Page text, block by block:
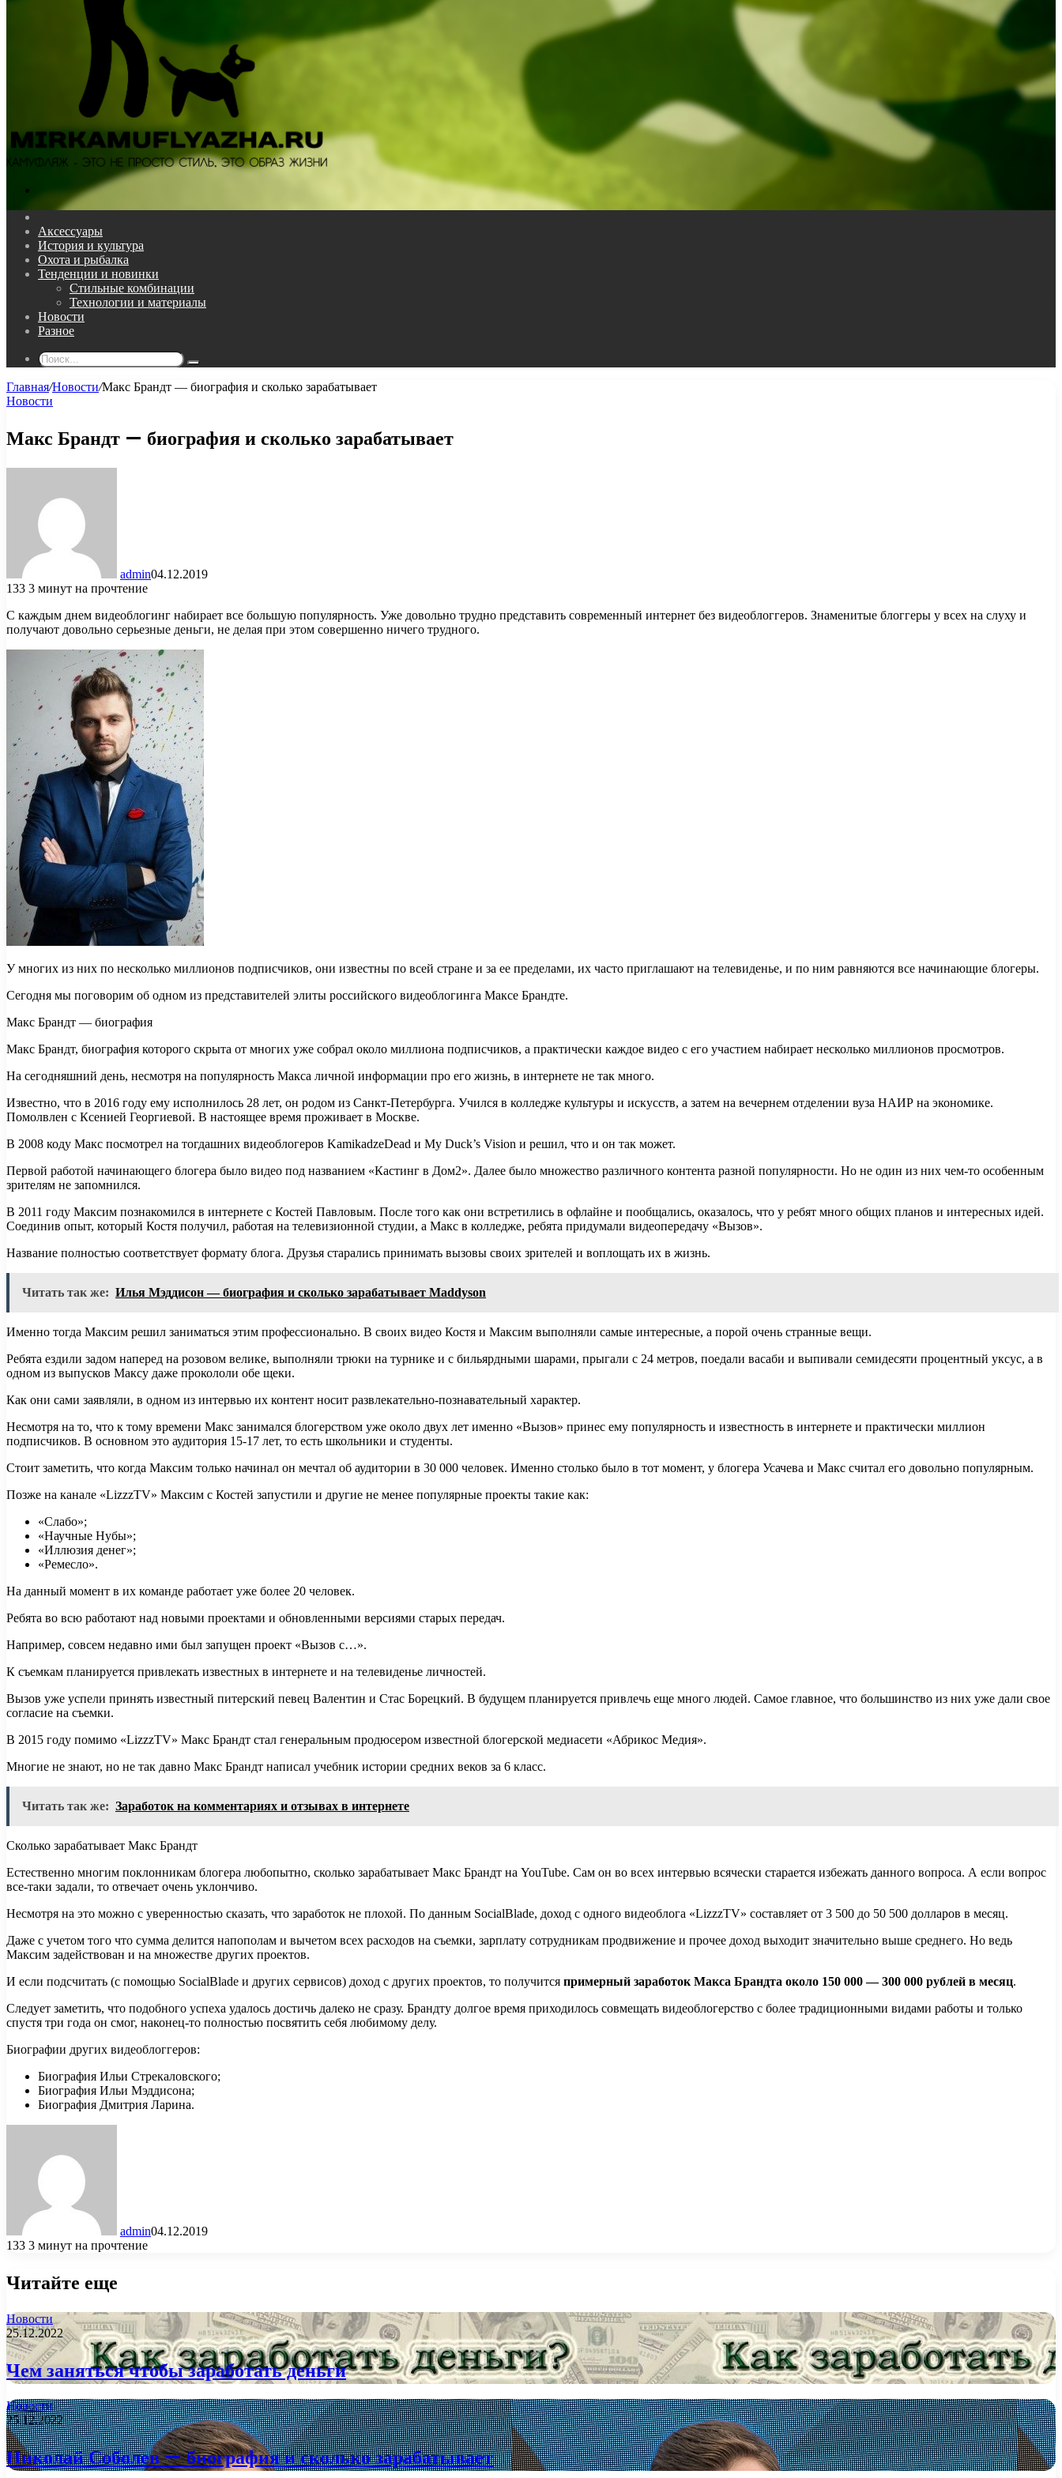
Поиск...
Аксессуары
История и культура
Охота и рыбалка
Тенденции и новинки
Стильные комбинации
Технологии и материалы
Новости
Разное
Поиск...
Главная/Новости/Макс Брандт — биография и сколько зарабатывает
Новости
Макс Брандт — биография и сколько зарабатывает
admin04.12.2019
133 3 минут на прочтение
С каждым днем видеоблогинг набирает все большую популярность. Уже довольно трудно представить современный интернет без видеоблоггеров. Знаменитые блоггеры у всех на слуху и
получают довольно серьезные деньги, не делая при этом совершенно ничего трудного.
У многих из них по несколько миллионов подписчиков, они известны по всей стране и за ее пределами, их часто приглашают на телевиденье, и по ним равняются все начинающие блогеры.
Сегодня мы поговорим об одном из представителей элиты российского видеоблогинга Максе Брандте.
Макс Брандт — биография
Макс Брандт, биография которого скрыта от многих уже собрал около миллиона подписчиков, а практически каждое видео с его участием набирает несколько миллионов просмотров.
На сегодняшний день, несмотря на популярность Макса личной информации про его жизнь, в интернете не так много.
Известно, что в 2016 году ему исполнилось 28 лет, он родом из Санкт-Петербурга. Учился в колледже культуры и искусств, а затем на вечернем отделении вуза НАИР на экономике.
Помолвлен с Ксенией Георгиевой. В настоящее время проживает в Москве.
В 2008 коду Макс посмотрел на тогдашних видеоблогеров KamikadzeDead и My Duck’s Vision и решил, что и он так может.
Первой работой начинающего блогера было видео под названием «Кастинг в Дом2». Далее было множество различного контента разной популярности. Но не один из них чем-то особенным
зрителям не запомнился.
В 2011 году Максим познакомился в интернете с Костей Павловым. После того как они встретились в офлайне и пообщались, оказалось, что у ребят много общих планов и интересных идей.
Соединив опыт, который Костя получил, работая на телевизионной студии, а Макс в колледже, ребята придумали видеопередачу «Вызов».
Название полностью соответствует формату блога. Друзья старались принимать вызовы своих зрителей и воплощать их в жизнь.
Читать так же: Илья Мэддисон — биография и сколько зарабатывает Maddyson
Именно тогда Максим решил заниматься этим профессионально. В своих видео Костя и Максим выполняли самые интересные, а порой очень странные вещи.
Ребята ездили задом наперед на розовом велике, выполняли трюки на турнике и с бильярдными шарами, прыгали с 24 метров, поедали васаби и выпивали семидесяти процентный уксус, а в
одном из выпусков Максу даже прокололи обе щеки.
Как они сами заявляли, в одном из интервью их контент носит развлекательно-познавательный характер.
Несмотря на то, что к тому времени Макс занимался блогерством уже около двух лет именно «Вызов» принес ему популярность и известность в интернете и практически миллион
подписчиков. В основном это аудитория 15-17 лет, то есть школьники и студенты.
Стоит заметить, что когда Максим только начинал он мечтал об аудитории в 30 000 человек. Именно столько было в тот момент, у блогера Усачева и Макс считал его довольно популярным.
Позже на канале «LizzzTV» Максим с Костей запустили и другие не менее популярные проекты такие как:
«Слабо»;
«Научные Нубы»;
«Иллюзия денег»;
«Ремесло».
На данный момент в их команде работает уже более 20 человек.
Ребята во всю работают над новыми проектами и обновленными версиями старых передач.
Например, совсем недавно ими был запущен проект «Вызов с…».
К съемкам планируется привлекать известных в интернете и на телевиденье личностей.
Вызов уже успели принять известный питерский певец Валентин и Стас Борецкий. В будущем планируется привлечь еще много людей. Самое главное, что большинство из них уже дали свое
согласие на съемки.
В 2015 году помимо «LizzzTV» Макс Брандт стал генеральным продюсером известной блогерской медиасети «Абрикос Медия».
Многие не знают, но не так давно Макс Брандт написал учебник истории средних веков за 6 класс.
Читать так же: Заработок на комментариях и отзывах в интернете
Сколько зарабатывает Макс Брандт
Естественно многим поклонникам блогера любопытно, сколько зарабатывает Макс Брандт на YouTube. Сам он во всех интервью всячески старается избежать данного вопроса. А если вопрос
все-таки задали, то отвечает очень уклончиво.
Несмотря на это можно с уверенностью сказать, что заработок не плохой. По данным SocialBlade, доход с одного видеоблога «LizzzTV» составляет от 3 500 до 50 500 долларов в месяц.
Даже с учетом того что сумма делится напополам и вычетом всех расходов на съемки, зарплату сотрудникам продвижение и прочее доход выходит значительно выше среднего. Но ведь
Максим задействован и на множестве других проектов.
И если подсчитать (с помощью SocialBlade и других сервисов) доход с других проектов, то получится примерный заработок Макса Брандта около 150 000 — 300 000 рублей в месяц.
Следует заметить, что подобного успеха удалось достичь далеко не сразу. Брандту долгое время приходилось совмещать видеоблогерство с более традиционными видами работы и только
спустя три года он смог, наконец-то полностью посвятить себя любимому делу.
Биографии других видеоблоггеров:
Биография Ильи Стрекаловского;
Биография Ильи Мэддисона;
Биография Дмитрия Ларина.
admin04.12.2019
133 3 минут на прочтение
Читайте еще
Новости
25.12.2022
Чем заняться чтобы заработать деньги
Новости
25.12.2022
Николай Соболев — биография и сколько зарабатывает